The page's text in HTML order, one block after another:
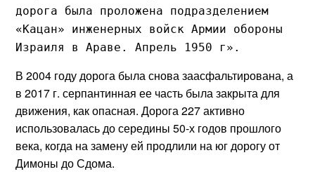
дорога была проложена подразделением
«Кацан» инженерных войск Армии обороны
Израиля в Араве. Апрель 1950 г».
В 2004 году дорога была снова заасфальтирована, а
в 2017 г. серпантинная ее часть была закрыта для
движения, как опасная. Дорога 227 активно
использовалась до середины 50-х годов прошлого
века, когда на замену ей продлили на юг дорогу от
Димоны до Сдома.